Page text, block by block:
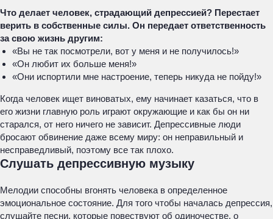
Что делает человек, страдающий депрессией? Перестает
верить в собственные силы. Он передает ответственность
за свою жизнь другим:
«Вы не так посмотрели, вот у меня и не получилось!»
«Он любит их больше меня!»
«Они испортили мне настроение, теперь никуда не пойду!»
Когда человек ищет виноватых, ему начинает казаться, что в
его жизни главную роль играют окружающие и как бы он ни
старался, от него ничего не зависит. Депрессивные люди
бросают обвинение даже всему миру: он неправильный и
несправедливый, поэтому все так плохо.
Слушать депрессивную музыку
Мелодии способны вгонять человека в определенное
эмоциональное состояние. Для того чтобы началась депрессия,
слушайте песни, которые повествуют об одиночестве, о